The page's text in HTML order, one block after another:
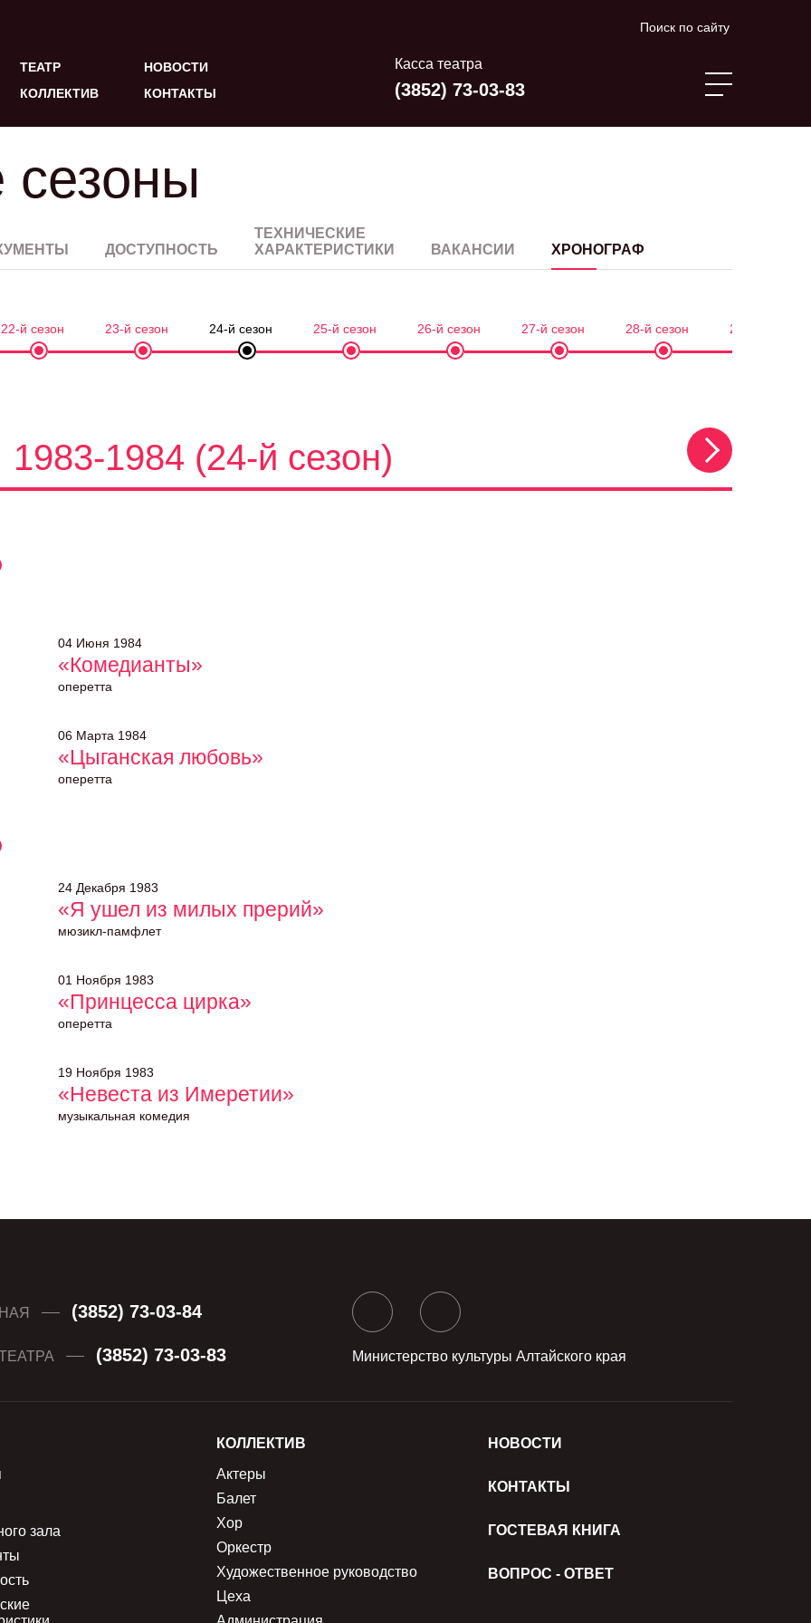
Поиск по сайту
ТЕАТР
КОЛЛЕКТИВ
НОВОСТИ
КОНТАКТЫ
Касса театра
(3852) 73-03-83
сезоны
ДОСТУПНОСТЬ
ТЕХНИЧЕСКИЕ
ХАРАКТЕРИСТИКИ
ВАКАНСИИ ХРОНОГРАФ
22-й сезон 23-й сезон 24-й сезон 25-й сезон 26-й сезон 27-й сезон 28-й сезон 29-й сезон
1983-1984 (24-й сезон)
04 Июня 1984
«Комедианты»
оперетта
06 Марта 1984
«Цыганская любовь»
оперетта
24 Декабря 1983
«Я ушел из милых прерий»
мюзикл-памфлет
01 Ноября 1983
«Принцесса цирка»
оперетта
19 Ноября 1983
«Невеста из Имеретии»
музыкальная комедия
(3852) 73-03-84
(3852) 73-03-83 Министерство культуры Алтайского края
зала
КОЛЛЕКТИВ
Актеры
Балет
Хор
Оркестр
Художественное руководство
Цеха
НОВОСТИ
КОНТАКТЫ
ГОСТЕВАЯ КНИГА
ВОПРОС - ОТВЕТ